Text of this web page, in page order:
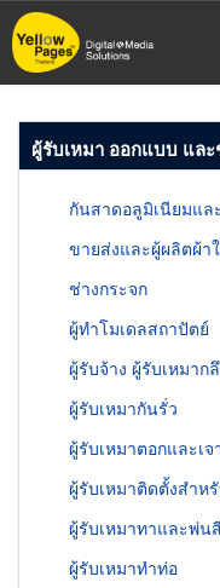
ข้าม
ไป
ผู้รับเหมา ออกแบบ และ
กันสาดอลูมิเนียมแล
ขายส่งและผู้ผลิตผ้า
ช่างกระจก
ผู้ทำโมเดลสถาปัตย์
ผู้รับจ้าง ผู้รับเหมาก
ผู้รับเหมากันรั่ว
ผู้รับเหมาตอกและเจ
ผู้รับเหมาติดตั้งสำห
ผู้รับเหมาทาและพ่นสี
ผู้รับเหมาทำท่อ